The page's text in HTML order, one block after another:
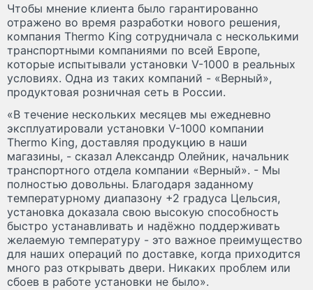
Чтобы мнение клиента было гарантированно
отражено во время разработки нового решения,
компания Thermo King сотрудничала с несколькими
транспортными компаниями по всей Европе,
которые испытывали установки V-1000 в реальных
условиях. Одна из таких компаний - «Верный»,
продуктовая розничная сеть в России.
«В течение нескольких месяцев мы ежедневно
эксплуатировали установки V-1000 компании
Thermo King, доставляя продукцию в наши
магазины, - сказал Александр Олейник, начальник
транспортного отдела компании «Верный». - Мы
полностью довольны. Благодаря заданному
температурному диапазону +2 градуса Цельсия,
установка доказала свою высокую способность
быстро устанавливать и надёжно поддерживать
желаемую температуру - это важное преимущество
для наших операций по доставке, когда приходится
много раз открывать двери. Никаких проблем или
сбоев в работе установки не было».